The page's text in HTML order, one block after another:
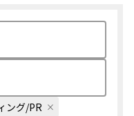
ング/PR